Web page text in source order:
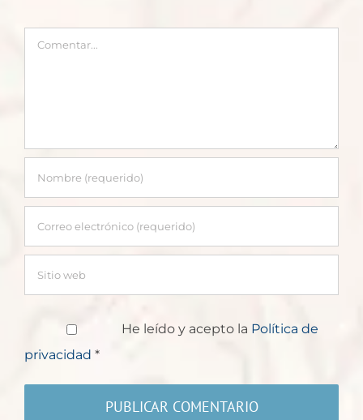
Comentar
He leído y acepto la Política de
privacidad *